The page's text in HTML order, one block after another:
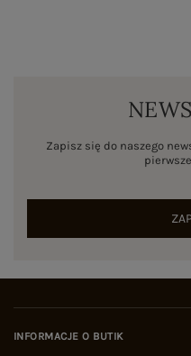
Zapisz się do naszego
INFORMACJE O BUTIK